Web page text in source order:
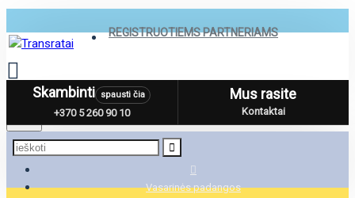
REGISTRUOTIEMS PARTNERIAMS
MenuSkambinti spausti čia
+370 5 260 90 10
Mus rasite
Kontaktai
Vasarinės padangos